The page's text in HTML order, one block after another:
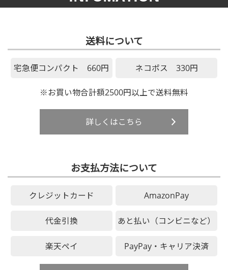
送料について
宅急便コンパクト 660円 ネコポス 330円
※お買い物合計額2500円以上で送料無料
詳しくはこちら
お支払方法について
クレジットカード AmazonPay
代金引換 あと払い（コンビニなど）
楽天ペイ PayPay・キャリア決済